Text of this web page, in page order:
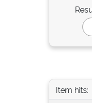
Item hits: